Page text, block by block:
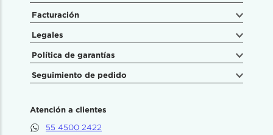
Facturación
Legales
Política de garantías
Seguimiento de pedido
Atención a clientes
55 4500 2422